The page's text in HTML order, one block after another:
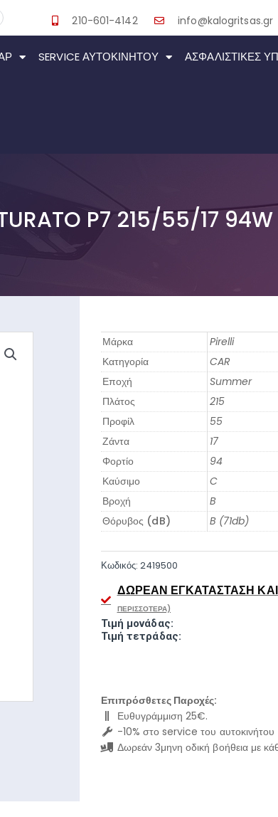
210-601-4142 info@kalogritsas.gr
SERVICE ΑΥΤΟΚΙΝΉΤΟΥ ΑΣΦΑΛΙΣΤΙΚΕΣ
P7 215/55/17 94W
Μάρκα
Pirelli
Κατηγορία
CAR
Εποχή
Summer
Πλάτος
215
Προφίλ
55
Ζάντα
17
Φορτίο
94
Καύσιμο
C
Βροχή
B
Θόρυβος (dB)
B (71db)
Κωδικός:2419500
ΔΩΡΕΆΝ ΕΓΚΑΤΆΣΤΑΣΗ
ΠΕΡΙΣΣΌΤΕΡΑ)
Τιμή μονάδας:
Τιμή τετράδας:
Επιπρόσθετες Παροχές:
Ευθυγράμμιση 25€.
-10% στο service του αυτοκινήτου
Δωρεάν 3μηνη οδική βοήθεια με